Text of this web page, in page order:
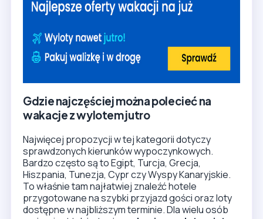
sprawdzonych kierunków wypoczynkowych.
Bardzo często są to Egipt, Turcja, Grecja,
Hiszpania, Tunezja, Cypr czy Wyspy Kanaryjskie.
To właśnie tam najłatwiej znaleźć hotele
przygotowane na szybki przyjazd gości oraz loty
dostępne w najbliższym terminie. Dla wielu osób
obiekty dla bardziej wymagających turystów.
Dzięki temu łatwiej dobrać wyjazd do swoich
oczekiwań, nawet jeśli decyzja zapada niemal w
ostatniej chwili.
Najczęściej wybierane warianty przy wylocie
jutro
Rodzaj
oferty
Dla kogo
Największa
zaleta